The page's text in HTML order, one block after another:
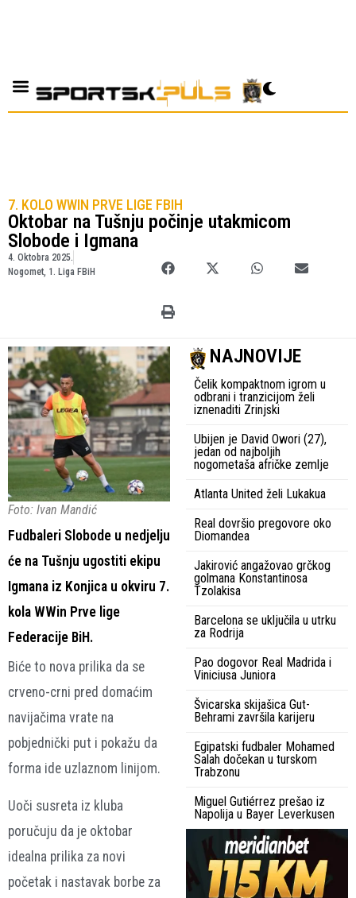
7. KOLO WWIN PRVE LIGE FBIH
Oktobar na Tušnju počinje utakmicom
Slobode i Igmana
4. Oktobra 2025.
Nogomet, 1. Liga FBiH
Foto: Ivan Mandić
Fudbaleri Slobode u nedjelju
će na Tušnju ugostiti ekipu
Igmana iz Konjica u okviru 7.
kola WWin Prve lige
Federacije BiH.
Biće to nova prilika da se
crveno-crni pred domaćim
navijačima vrate na
pobjednički put i pokažu da
forma ide uzlaznom linijom.
Uoči susreta iz kluba
poručuju da je oktobar
idealna prilika za novi
početak i nastavak borbe za
NAJNOVIJE
Čelik kompaktnom igrom u
odbrani i tranzicijom želi
iznenaditi Zrinjski
Ubijen je David Owori (27),
jedan od najboljih
nogometaša afričke zemlje
Atlanta United želi Lukakua
Real dovršio pregovore oko
Diomandea
Jakirović angažovao grčkog
golmana Konstantinosa
Tzolakisa
Barcelona se uključila u utrku
za Rodrija
Pao dogovor Real Madrida i
Viniciusa Juniora
Švicarska skijašica Gut-
Behrami završila karijeru
Egipatski fudbaler Mohamed
Salah dočekan u turskom
Trabzonu
Miguel Gutiérrez prešao iz
Napolija u Bayer Leverkusen